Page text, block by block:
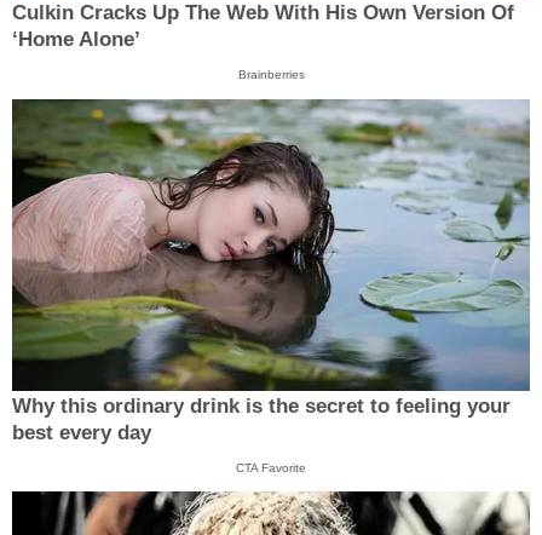
Culkin Cracks Up The Web With His Own Version Of
‘Home Alone’
Brainberries
Why this ordinary drink is the secret to feeling your
best every day
CTA Favorite